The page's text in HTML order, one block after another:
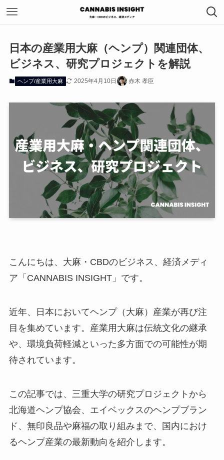
日本の産業用大麻（ヘンプ）関連団体、
ビジネス、研究プロジェクトを解説
ヘンプ/産業用大麻 2025年4月10日 赤木 孝臣
こんにちは、大麻・CBDのビジネス、経済メディ
ア「CANNABIS INSIGHT」です。
近年、日本においてヘンプ（大麻）産業が再び注
目を集めています。産業用大麻は伝統文化の継承
や、環境負荷軽減といった多方面での可能性が期
待されています。
この記事では、三重大学の研究プロジェクトから
北海道ヘンプ協会、エイベックスのヘンプブラン
ド、無印良品や麻福の取り組みまで、国内におけ
るヘンプ産業の最新動向を紹介します。